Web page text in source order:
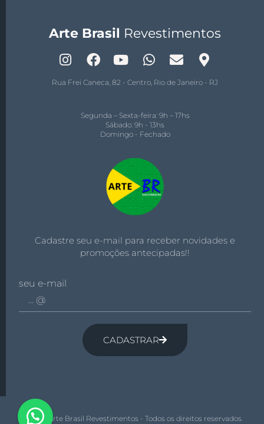
Arte Brasil Revestimentos
Rua Frei Caneca, 82 - Centro, Rio de Janeiro - RJ
Segunda – Sexta-feira: 9h – 17hs
Sábado: 9h - 13hs
Domingo - Fechado
Cadastre seu e-mail para receber novidades e
promoções antecipadas!!
seu e-mail
CADASTRAR
© 2026 Arte Brasil Revestimentos - Todos os direitos reservados.